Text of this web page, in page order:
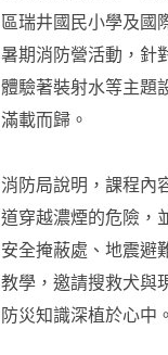
區瑞井國民小學及國
暑期消防營活動，針
體驗著裝射水等主題
滿載而歸。
消防局說明，課程內
道穿越濃煙的危險，
安全掩蔽處、地震避
教學，邀請搜救犬與
防災知識深植於心中。